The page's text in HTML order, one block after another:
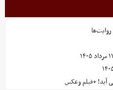
آید! +فیلم وعکس